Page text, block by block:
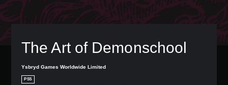
The Art of Demonschool
Ysbryd Games Worldwide Limited
PS5